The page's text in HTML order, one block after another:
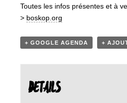
Toutes les infos présentes et à
> boskop.org
+ GOOGLE AGENDA +
DETAILS